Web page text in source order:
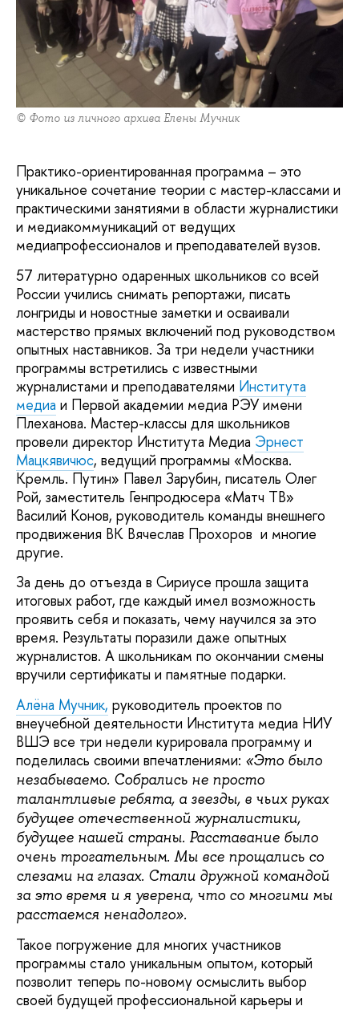
© Фото из личного архива Елены Мучник
Практико-ориентированная программа – это
уникальное сочетание теории с мастер-классами и
практическими занятиями в области журналистики
и медиакоммуникаций от ведущих
медиапрофессионалов и преподавателей вузов.
57 литературно одаренных школьников со всей
России учились снимать репортажи, писать
лонгриды и новостные заметки и осваивали
мастерство прямых включений под руководством
опытных наставников. За три недели участники
программы встретились с известными
журналистами и преподавателями Института
медиа и Первой академии медиа РЭУ имени
Плеханова. Мастер-классы для школьников
провели директор Института Медиа Эрнест
Мацкявичюс, ведущий программы «Москва.
Кремль. Путин» Павел Зарубин, писатель Олег
Рой, заместитель Генпродюсера «Матч ТВ»
Василий Конов, руководитель команды внешнего
продвижения ВК Вячеслав Прохоров и многие
другие.
За день до отъезда в Сириусе прошла защита
итоговых работ, где каждый имел возможность
проявить себя и показать, чему научился за это
время. Результаты поразили даже опытных
журналистов. А школьникам по окончании смены
вручили сертификаты и памятные подарки.
Алёна Мучник, руководитель проектов по
внеучебной деятельности Института медиа НИУ
ВШЭ все три недели курировала программу и
поделилась своими впечатлениями: «Это было
незабываемо. Собрались не просто
талантливые ребята, а звезды, в чьих руках
будущее отечественной журналистики,
будущее нашей страны. Расставание было
очень трогательным. Мы все прощались со
слезами на глазах. Стали дружной командой
за это время и я уверена, что со многими мы
расстаемся ненадолго».
Такое погружение для многих участников
программы стало уникальным опытом, который
позволит теперь по-новому осмыслить выбор
своей будущей профессиональной карьеры и